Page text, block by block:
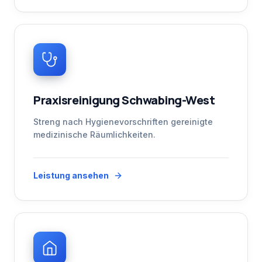
Praxisreinigung Schwabing-West
Streng nach Hygienevorschriften gereinigte
medizinische Räumlichkeiten.
Leistung ansehen